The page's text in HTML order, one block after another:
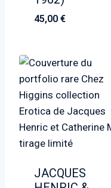
45,00 €
JACQUES